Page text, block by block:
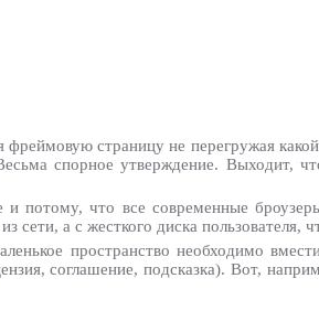
фреймовую страницу не перегружая
спорное утверждение. Выходит,
потому, что все современные
а с жесткого диска пользователя,
пространство необходимо
соглашение, подсказка). Вот,